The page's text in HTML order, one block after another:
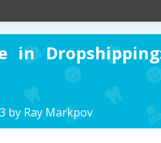
in
by Ray Markpov